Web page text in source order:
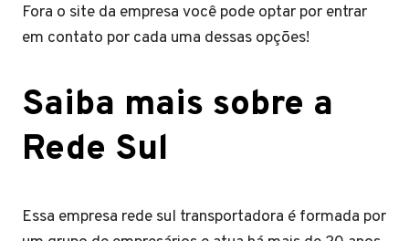
Fora o site da empresa você pode optar por entrar
em contato por cada uma dessas opções!
Saiba mais sobre a
Rede Sul
Essa empresa rede sul transportadora é formada por